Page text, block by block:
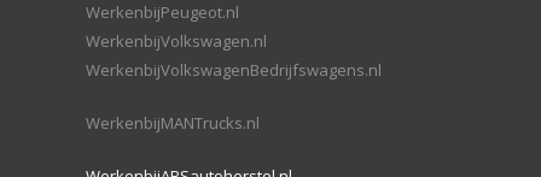
WerkenbijPeugeot.nl
WerkenbijVolkswagen.nl
WerkenbijVolkswagenBedrijfswagens.nl
WerkenbijMANTrucks.nl